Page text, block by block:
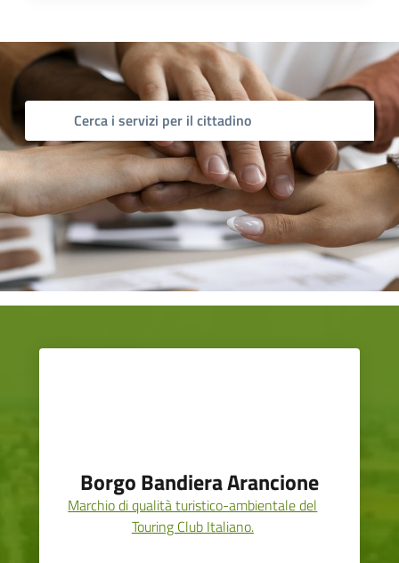
Borgo Bandiera Arancione
Marchio di qualità turistico-ambientale del
Touring Club Italiano.